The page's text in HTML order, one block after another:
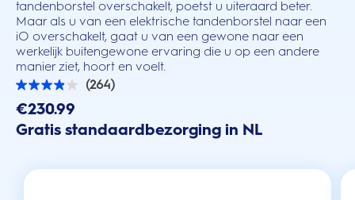
tandenborstel overschakelt, poetst u uiteraard beter.
Maar als u van een elektrische tandenborstel naar een
iO overschakelt, gaat u van een gewone naar een
werkelijk buitengewone ervaring die u op een andere
manier ziet, hoort en voelt.
(264)
3.9
van
de
5
sterren.
€230.99
Gratis standaardbezorging in NL